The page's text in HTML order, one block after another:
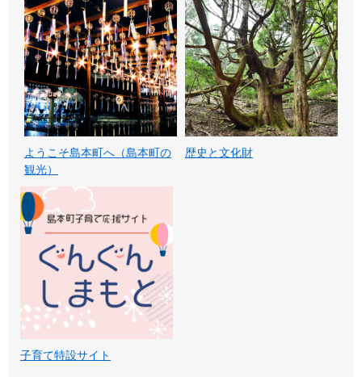
ようこそ島本町へ（島本町の
観光）
歴史と文化財
子育て特設サイト